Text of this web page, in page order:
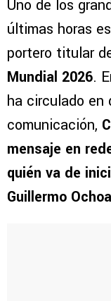
Uno de los
últimas horas
portero titular
Mundial 2026.
ha circulado en
comunicación,
mensaje en
quién va de
Guillermo